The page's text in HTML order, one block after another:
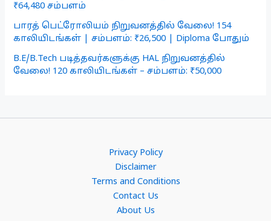
₹64,480 சம்பளம்
பாரத் பெட்ரோலியம் நிறுவனத்தில் வேலை! 154
காலியிடங்கள் | சம்பளம்: ₹26,500 | Diploma போதும்
B.E/B.Tech படித்தவர்களுக்கு HAL நிறுவனத்தில்
வேலை! 120 காலியிடங்கள் – சம்பளம்: ₹50,000
Privacy Policy
Disclaimer
Terms and Conditions
Contact Us
About Us